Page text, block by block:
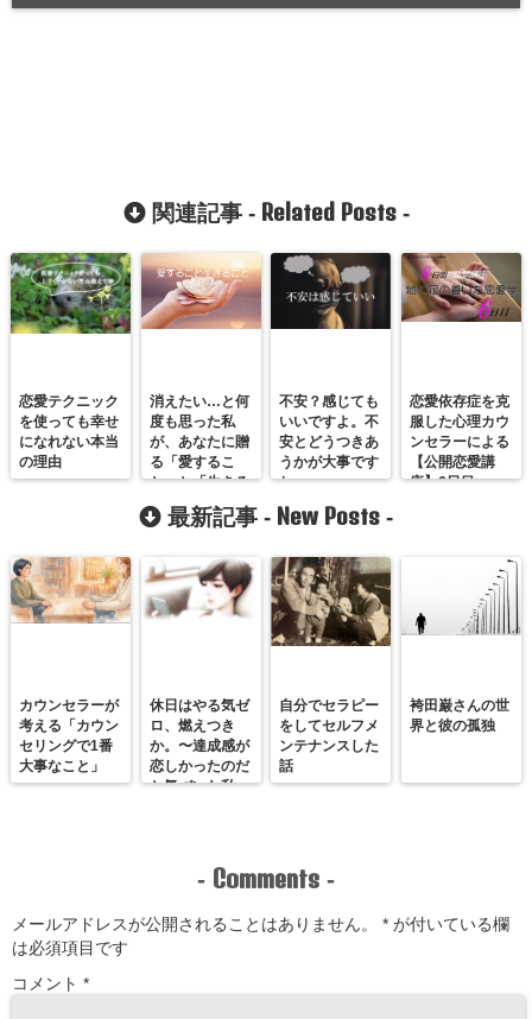
関連記事 - Related Posts-
恋愛テクニック
を使っても幸せ
になれない本当
の理由
消えたい…と何
度も思った私
が、あなたに贈
る「愛するこ
と」と「生きる
こと」の意味
不安？感じても
いいですよ。不
安とどうつきあ
うかが大事です
ね。
恋愛依存症を克
服した心理カウ
ンセラーによる
【公開恋愛講
座】6日目
最新記事 - New Posts -
カウンセラーが
考える「カウン
セリングで1番
大事なこと」
休日はやる気ゼ
ロ、燃えつき
か。〜達成感が
恋しかったのだ
と気づいた私
自分でセラピー
をしてセルフメ
ンテナンスした
話
袴田巌さんの世
界と彼の孤独
- Comments -
メールアドレスが公開されることはありません。 * が付いている欄
は必須項目です
コメント *